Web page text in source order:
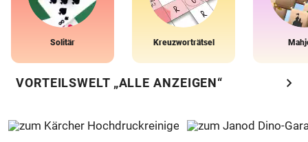
Solitär Kreuzworträtsel
VORTEILSWELT „ALLE ANZEIGEN“ chevron_right